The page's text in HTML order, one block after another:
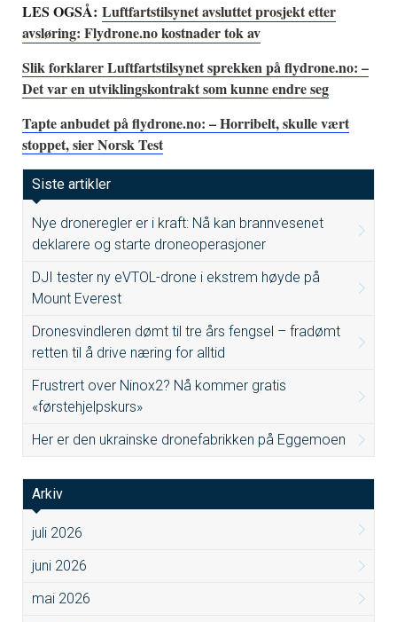
LES OGSÅ: Luftfartstilsynet avsluttet prosjekt etter
avsløring: Flydrone.no kostnader tok av
Slik forklarer Luftfartstilsynet sprekken på flydrone.no: –
Det var en utviklingskontrakt som kunne endre seg
Tapte anbudet på flydrone.no: – Horribelt, skulle vært
stoppet, sier Norsk Test
Siste artikler
Nye droneregler er i kraft: Nå kan brannvesenet
deklarere og starte droneoperasjoner
DJI tester ny eVTOL-drone i ekstrem høyde på
Mount Everest
Dronesvindleren dømt til tre års fengsel – fradømt
retten til å drive næring for alltid
Frustrert over Ninox2? Nå kommer gratis
«førstehjelpskurs»
Her er den ukrainske dronefabrikken på Eggemoen
Arkiv
juli 2026
juni 2026
mai 2026